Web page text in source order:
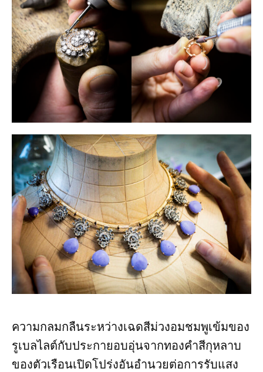
ความกลมกลืนระหว่างเฉดสีม่วงอมชมพูเข้มของ
รูเบลไลต์กับประกายอบอุ่นจากทองคำสีกุหลาบ
ของตัวเรือนเปิดโปร่งอันอำนวยต่อการรับแสง